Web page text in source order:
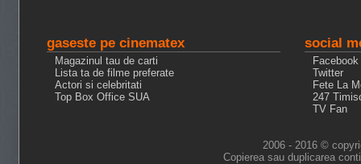
gaseste pe cinematex
Magazinul tau de carti
Lista ta de filme preferate
Actori si celebritati
Top Box Office SUA
social
Facebook
Twitter
Fete La
247
TV Fan
2006 - 2016 ©
Copierea sau duplicarea